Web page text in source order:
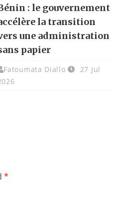
: le gouvernement
la transition
une administration
papier
Fatoumata Diallo
27 Jul
*